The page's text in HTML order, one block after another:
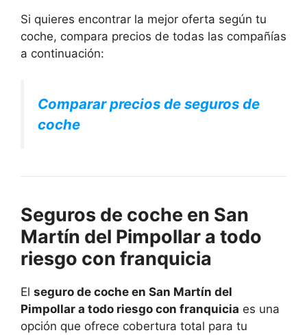
Si quieres encontrar la mejor oferta según tu
coche, compara precios de todas las compañías
a continuación:
Comparar precios de seguros de
coche
Seguros de coche en San
Martín del Pimpollar a todo
riesgo con franquicia
El seguro de coche en San Martín del
Pimpollar a todo riesgo con franquicia es una
opción que ofrece cobertura total para tu